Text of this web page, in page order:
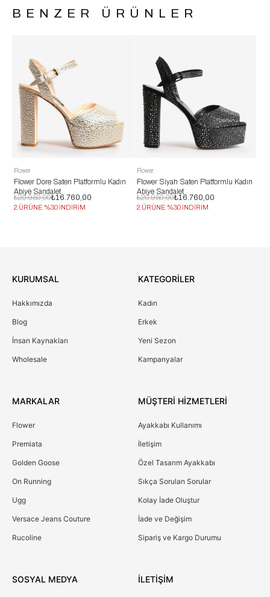
BENZER ÜRÜNLER
Dore Saten Platformlu Kadın
Sandalet
₺16.760,00
%30 İNDİRİM
Flower Siyah Saten Platformlu Kadın
Abiye Sandalet
₺16.760,00
₺20.950,00
2.ÜRÜNE %30 İNDİRİM
Flower
KURUMSAL
Hakkımızda
Blog
İnsan Kaynakları
Wholesale
KATEGORİLER
Kadın
Erkek
Yeni Sezon
Kampanyalar
MARKALAR
Flower
Premiata
Golden Goose
On Running
Ugg
Versace Jeans Couture
Rucoline
MÜŞTERİ HİZMETLERİ
Ayakkabı Kullanımı
İletişim
Özel Tasarım Ayakkabı
Sıkça Sorulan Sorular
Kolay İade Oluştur
İade ve Değişim
Sipariş ve Kargo Durumu
SOSYAL MEDYA İLETİŞİM